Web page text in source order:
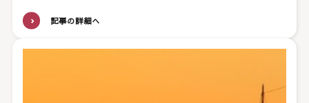
記事の詳細へ